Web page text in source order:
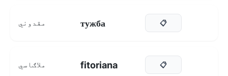
مقدوني тужба 📋
ملاګاسي fitoriana 📋